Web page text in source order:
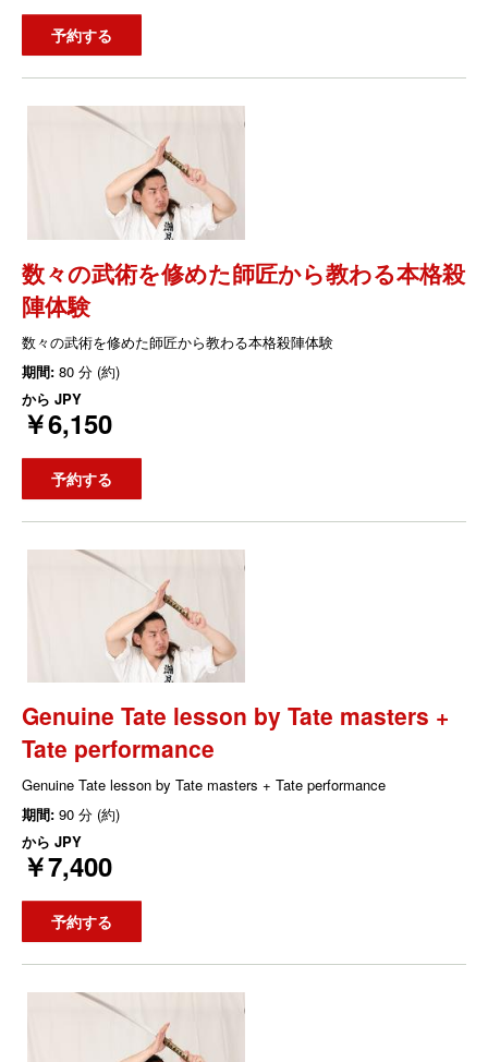
予約する
数々の武術を修めた師匠から教わる本格殺
陣体験
数々の武術を修めた師匠から教わる本格殺陣体験
期間: 80 分 (約)
から JPY
￥6,150
予約する
Genuine Tate lesson by Tate masters +
Tate performance
Genuine Tate lesson by Tate masters + Tate performance
期間: 90 分 (約)
から JPY
￥7,400
予約する